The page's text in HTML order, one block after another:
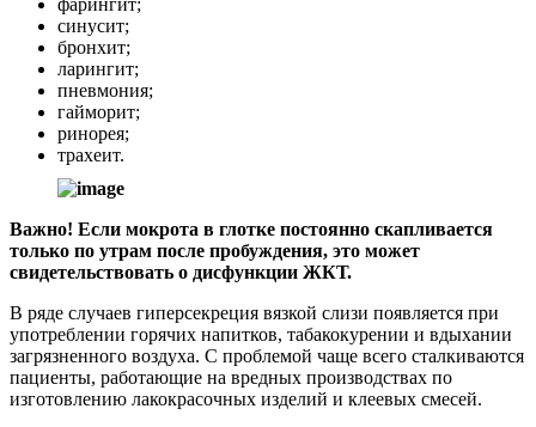
синусит;
бронхит;
ларингит;
пневмония;
гайморит;
ринорея;
трахеит.
Важно! Если мокрота в глотке постоянно скапливается
только по утрам после пробуждения, это может
свидетельствовать о дисфункции ЖКТ.
В ряде случаев гиперсекреция вязкой слизи появляется при
употреблении горячих напитков, табакокурении и вдыхании
загрязненного воздуха. С проблемой чаще всего сталкиваются
пациенты, работающие на вредных производствах по
изготовлению лакокрасочных изделий и клеевых смесей.